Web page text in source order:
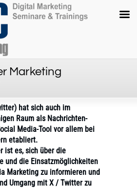
Marketing
hat sich auch im
Raum als Nachrichten-
Media-Tool vor allem bei
etabliert.
ist es, sich über die
und die Einsatzmöglichkeiten
Marketing zu informieren und
Umgang mit X / Twitter zu